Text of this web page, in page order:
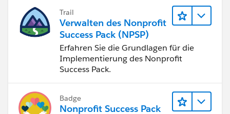
Trail
Verwalten des Nonprofit
Success Pack (NPSP)
Erfahren Sie die Grundlagen für die
Implementierung des Nonprofit
Success Pack.
Badge
Nonprofit Success Pack